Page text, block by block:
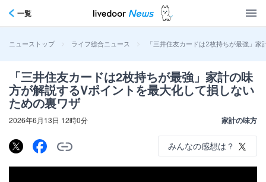
一覧
ニューストップ > ライフ総合ニュース > 「三井住友カードは2枚持ちが最強」
「三井住友カードは2枚持ちが最強」家計の味
方が解説するVポイントを最大化して損しない
ための裏ワザ
2026年6月13日 12時0分 家計の味方
みんなの感想は？